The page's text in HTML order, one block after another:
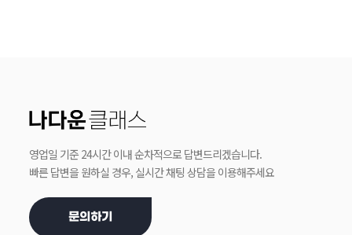
영업일 기준 24시간 이내 순차적으로 답변드리겠습니다.
빠른 답변을 원하실 경우, 실시간 채팅 상담을 이용해주세요
문의하기